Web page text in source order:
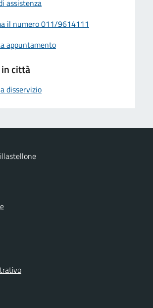
assistenza
il numero 011/9614111
appuntamento
città
disservizio